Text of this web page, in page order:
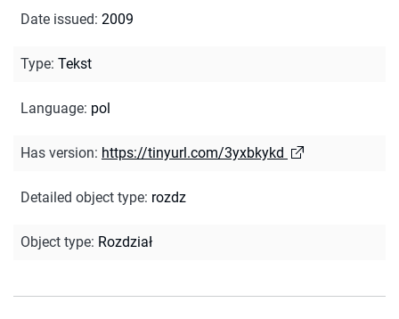
Date issued: 2009
Type: Tekst
Language: pol
Has version: https://tinyurl.com/3yxbkykd
Detailed object type: rozdz
Object type: Rozdział